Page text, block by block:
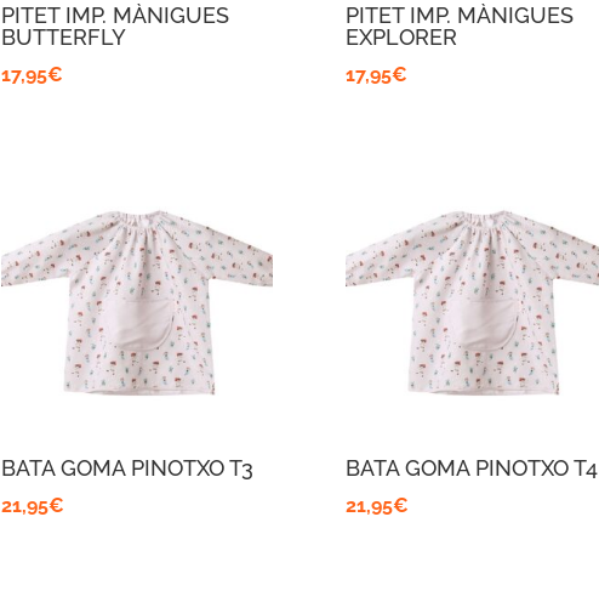
PITET IMP. MÀNIGUES
BUTTERFLY
17,95€
PITET IMP. MÀNIGUES
EXPLORER
17,95€
BATA GOMA PINOTXO T3
21,95€
BATA GOMA PINOTXO T4
21,95€